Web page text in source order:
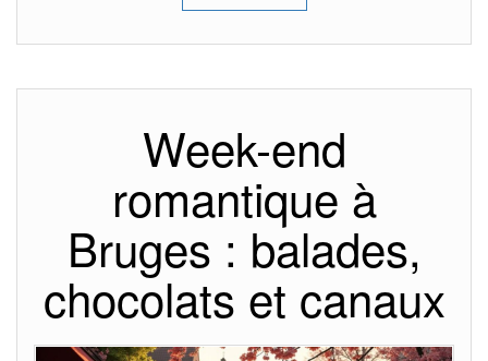
Week-end
romantique à
Bruges : balades,
chocolats et canaux